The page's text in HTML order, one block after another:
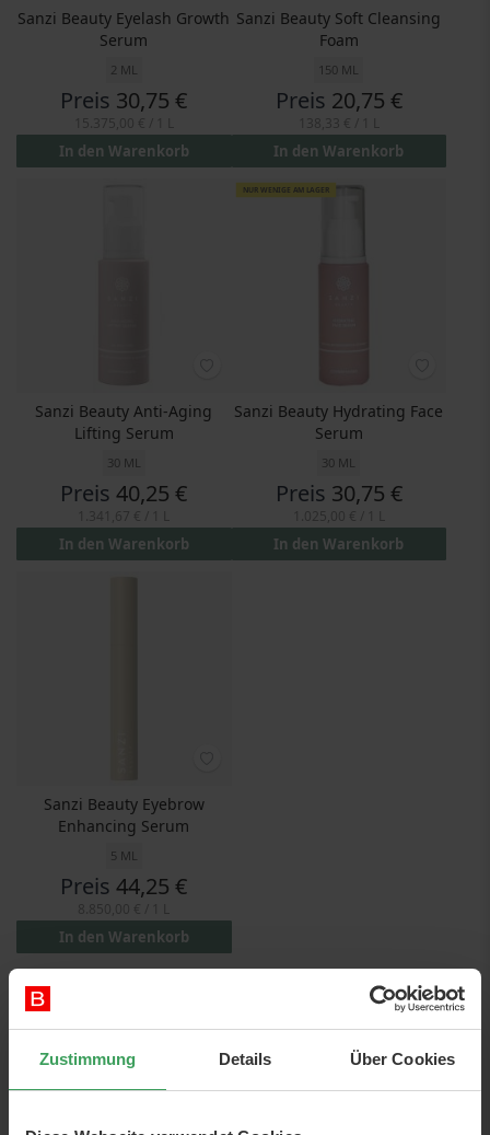
Zustimmung Details Über Cookies
Sanzi Beauty Eyelash Growth
Serum
2 ML
Preis 30,75 €
In den Warenkorb
Sanzi Beauty Soft Cleansing
Foam
150 ML
Preis 20,75 €
In den Warenkorb
Sanzi Beauty Anti-Aging
Lifting Serum
30 ML
Preis 40,25 €
In den Warenkorb
NUR WENIGE AM LAGER
Sanzi Beauty Hydrating Face
Serum
30 ML
Preis 30,75 €
In den Warenkorb
Sanzi Beauty Eyebrow
Enhancing Serum
5 ML
Preis 44,25 €
In den Warenkorb